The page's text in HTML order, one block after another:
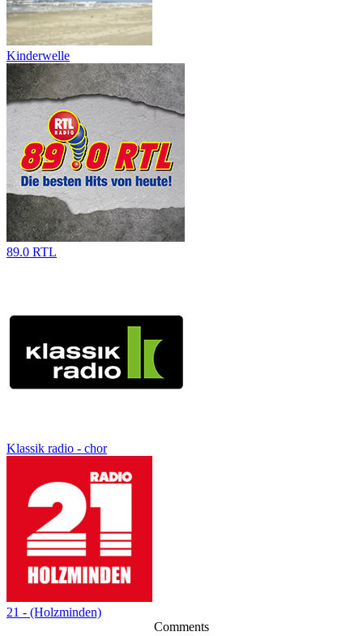
Kinderwelle
89.0 RTL
Klassik radio - chor
21 - (Holzminden)
Comments